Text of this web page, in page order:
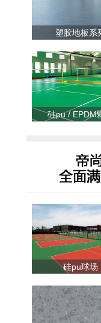
塑胶地板系
硅pu / EPDM
硅pu球场